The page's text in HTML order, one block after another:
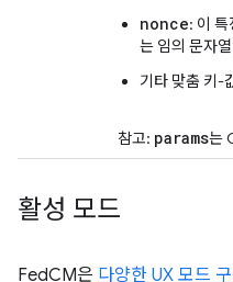
nonce: 이
는 임의 문자
기타 맞춤 키-
참고: params는
활성 모드
FedCM은 다양한 UX 모드